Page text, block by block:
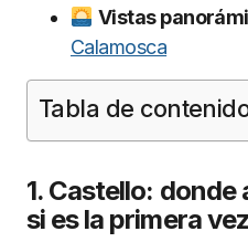
Vistas
Calamosca
Tabla de
1. Castello: donde
si es la primera